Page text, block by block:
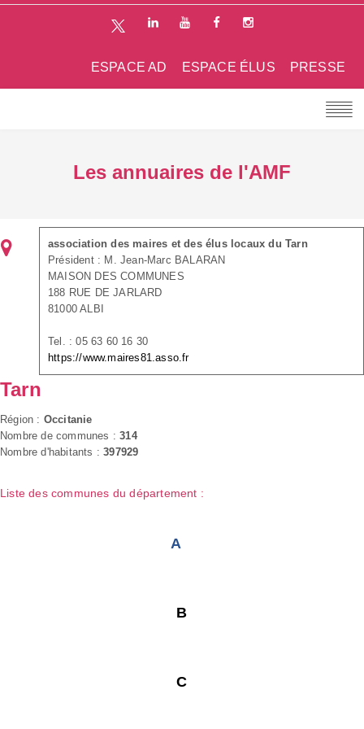
PRESSE
ESPACE ÉLUS
ESPACE AD
Les annuaires de l'AMF
association des maires et des élus locaux du Tarn
Président : M. Jean-Marc BALARAN
MAISON DES COMMUNES
188 RUE DE JARLARD
81000 ALBI
Tel. : 05 63 60 16 30
https://www.maires81.asso.fr
Tarn
Région : Occitanie
Nombre de communes :314
Nombre d'habitants :397929
Liste des communes du département :
A
B
C